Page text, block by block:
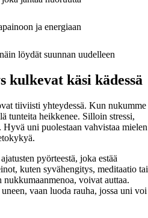
ja energiaan
löydät suunnan uudelleen
kulkevat käsi kädessä
tiiviisti yhteydessä. Kun nukumme
tunteita heikkenee. Silloin stressi,
uni puolestaan vahvistaa mielen
pyörteestä, joka estää
kuten syvähengitys, meditaatio tai
voivat auttaa.
vaan luoda rauha, jossa uni voi